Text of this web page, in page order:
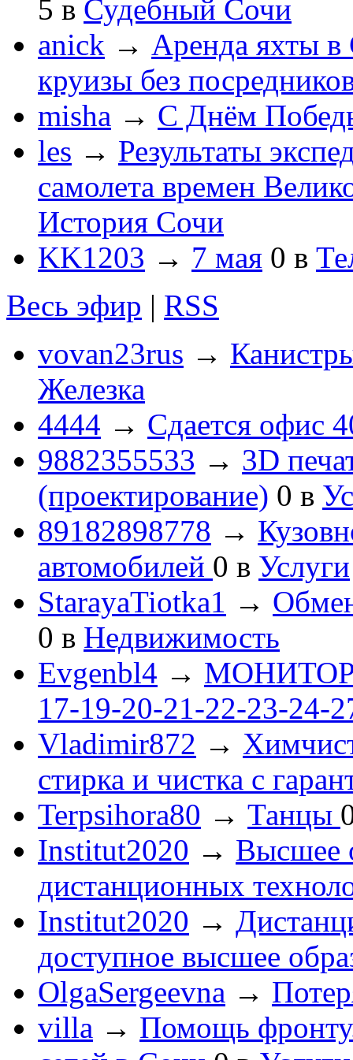
5 в Судебный Сочи
anick → Аренда яхты в
круизы без
misha → С Днём
les → Результаты
самолета времен
История Сочи
KK1203 → 7 мая 0 в
Весь эфир | RSS
vovan23rus →
Железка
4444 → Сдается офис
9882355533 → 3D
(проектирование) 0 в
89182898778 →
автомобилей 0 в Услуги
StarayaTiotka1 →
0 в Недвижимость
Evgenbl4 → МОНИТОРЫ
17-19-20-21-22-23-24-
Vladimir872 →
стирка и чистка с
Terpsihora80 → Танцы
Institut2020 → Высшее
дистанционных
Institut2020 →
доступное высшее
OlgaSergeevna →
villa → Помощь